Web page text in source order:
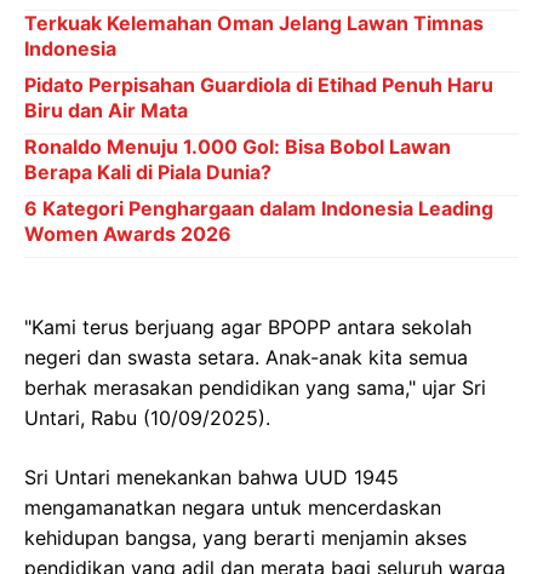
Terkuak Kelemahan Oman Jelang Lawan Timnas
Indonesia
Pidato Perpisahan Guardiola di Etihad Penuh Haru
Biru dan Air Mata
Ronaldo Menuju 1.000 Gol: Bisa Bobol Lawan
Berapa Kali di Piala Dunia?
6 Kategori Penghargaan dalam Indonesia Leading
Women Awards 2026
"Kami terus berjuang agar BPOPP antara sekolah
negeri dan swasta setara. Anak-anak kita semua
berhak merasakan pendidikan yang sama," ujar Sri
Untari, Rabu (10/09/2025).
Sri Untari menekankan bahwa UUD 1945
mengamanatkan negara untuk mencerdaskan
kehidupan bangsa, yang berarti menjamin akses
pendidikan yang adil dan merata bagi seluruh warga